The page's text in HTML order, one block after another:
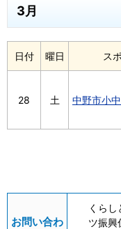
3月
日付 曜日 ス
28 土 中野市小
お問い合わ
くら
ツ振興